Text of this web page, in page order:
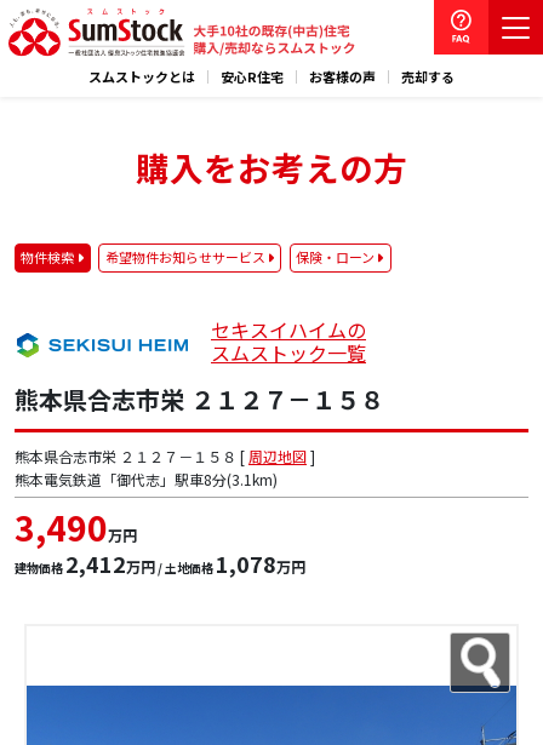
スムストックとは 安心R住宅 お客様の声 売却する
購入をお考えの方
物件検索 希望物件お知らせサービス 保険・ローン
セキスイハイムの
スムストック一覧
熊本県合志市栄 ２１２７－１５８
熊本県合志市栄 ２１２７－１５８ [ 周辺地図]
熊本電気鉄道「御代志」駅車8分(3.1km)
3,490万円
建物価格 2,412万円 / 土地価格 1,078万円